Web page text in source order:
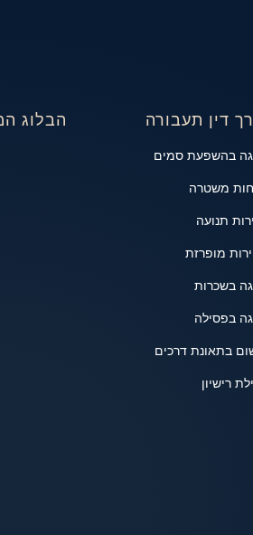
דין תעבורה
בהשפעת סמים
משטרה
תנועה
מופרזת
בשכרות
בפסילה
בתאונת דרכים
רישיון
הבלוג